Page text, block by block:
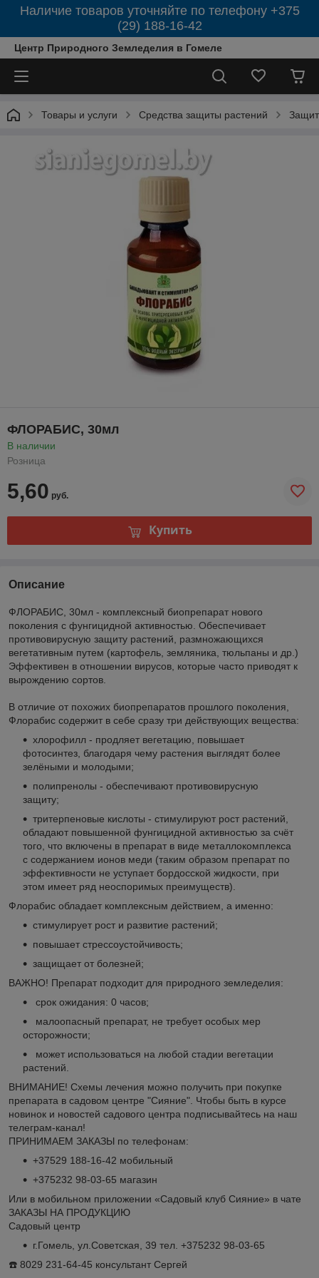
Наличие товаров уточняйте по телефону +375
(29) 188-16-42
Центр Природного Земледелия в Гомеле
Товары и услуги Средства защиты растений
ФЛОРАБИС, 30мл
В наличии
Розница
5,60 руб.
Купить
Описание
ФЛОРАБИС, 30мл - комплексный биопрепарат нового
поколения с фунгицидной активностью. Обеспечивает
противовирусную защиту растений, размножающихся
вегетативным путем (картофель, земляника, тюльпаны и др.)
Эффективен в отношении вирусов, которые часто приводят к
вырождению сортов.
В отличие от похожих биопрепаратов прошлого поколения,
Флорабис содержит в себе сразу три действующих вещества:
хлорофилл - продляет вегетацию, повышает
фотосинтез, благодаря чему растения выглядят более
зелёными и молодыми;
полипренолы - обеспечивают противовирусную
защиту;
тритерпеновые кислоты - стимулируют рост растений,
обладают повышенной фунгицидной активностью за счёт
того, что включены в препарат в виде металлокомплекса
с содержанием ионов меди (таким образом препарат по
эффективности не уступает бордосской жидкости, при
этом имеет ряд неоспоримых преимуществ).
Флорабис обладает комплексным действием, а именно:
стимулирует рост и развитие растений;
повышает стрессоустойчивость;
защищает от болезней;
ВАЖНО! Препарат подходит для природного земледелия:
срок ожидания: 0 часов;
малоопасный препарат, не требует особых мер
осторожности;
может использоваться на любой стадии вегетации
растений.
ВНИМАНИЕ! Схемы лечения можно получить при покупке
препарата в садовом центре "Сияние". Чтобы быть в курсе
новинок и новостей садового центра подписывайтесь на наш
телеграм-канал!
ПРИНИМАЕМ ЗАКАЗЫ по телефонам:
+37529 188-16-42 мобильный
+375232 98-03-65 магазин
Или в мобильном приложении «Садовый клуб Сияние» в чате
ЗАКАЗЫ НА ПРОДУКЦИЮ
Садовый центр
г.Гомель, ул.Советская, 39 тел. +375232 98-03-65
☎️ 8029 231-64-45 консультант Сергей